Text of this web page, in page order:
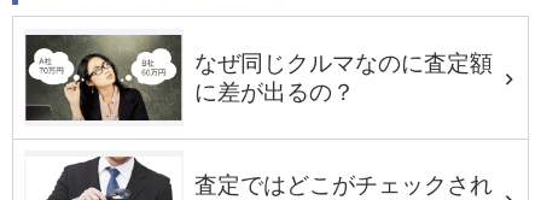
なぜ同じクルマなのに査定額
に差が出るの？
査定ではどこがチェックされ